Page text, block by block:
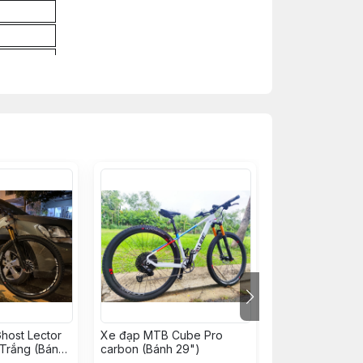
Lector
(Bánh
Xe đạp MTB Cube Pro
carbon (Bánh 29")